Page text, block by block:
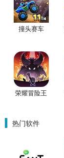
撞头赛车
荣耀冒险王
热门软件